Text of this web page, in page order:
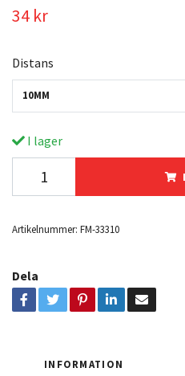
34 kr
Distans
10MM
I lager
Artikelnummer: FM-33310
Dela
INFORMATION